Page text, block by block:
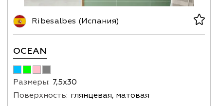
Ribesalbes (Испания)
OCEAN
Размеры: 7,5х30
Поверхность: глянцевая, матовая